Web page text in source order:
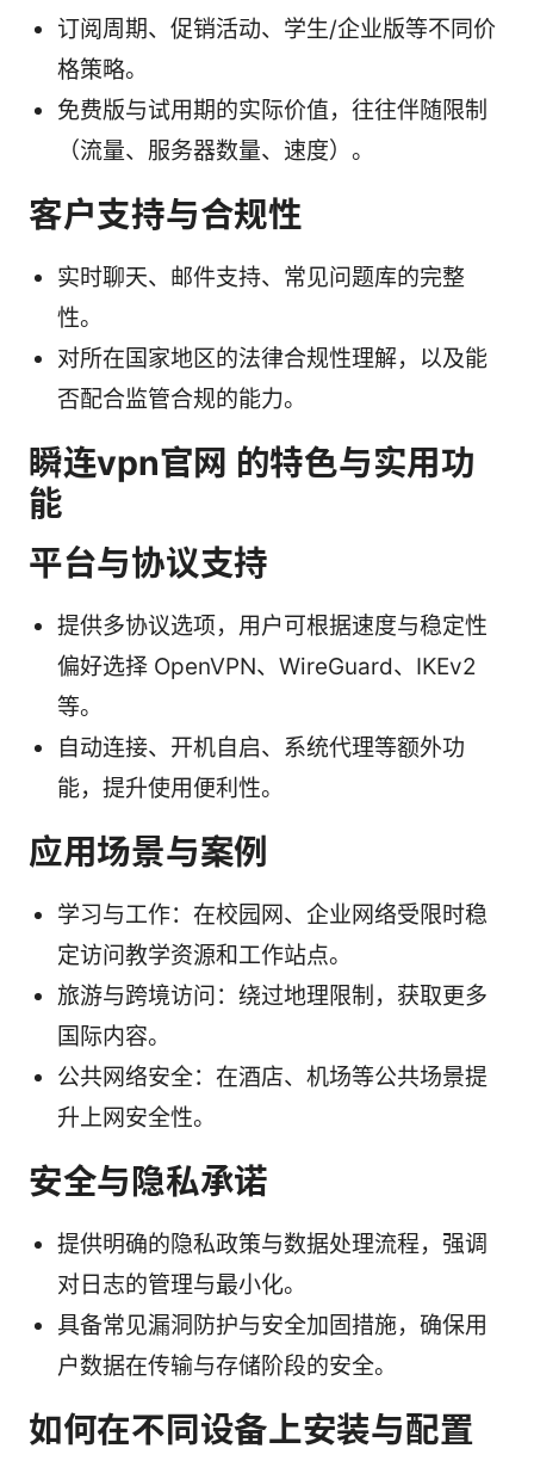
订阅周期、促销活动、学生/企业版等不同价
格策略。
免费版与试用期的实际价值，往往伴随限制
（流量、服务器数量、速度）。
客户支持与合规性
实时聊天、邮件支持、常见问题库的完整
性。
对所在国家地区的法律合规性理解，以及能
否配合监管合规的能力。
瞬连vpn官网 的特色与实用功
能
平台与协议支持
提供多协议选项，用户可根据速度与稳定性
偏好选择 OpenVPN、WireGuard、IKEv2
等。
自动连接、开机自启、系统代理等额外功
能，提升使用便利性。
应用场景与案例
学习与工作：在校园网、企业网络受限时稳
定访问教学资源和工作站点。
旅游与跨境访问：绕过地理限制，获取更多
国际内容。
公共网络安全：在酒店、机场等公共场景提
升上网安全性。
安全与隐私承诺
提供明确的隐私政策与数据处理流程，强调
对日志的管理与最小化。
具备常见漏洞防护与安全加固措施，确保用
户数据在传输与存储阶段的安全。
如何在不同设备上安装与配置